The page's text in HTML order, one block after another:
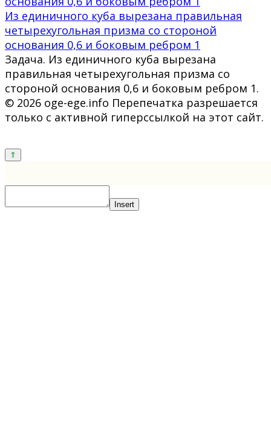
Из единичного куба вырезана правильная
четырехугольная призма со стороной
основания 0,6 и боковым ребром 1
Задача. Из единичного куба вырезана
правильная четырехугольная призма со
стороной основания 0,6 и боковым ребром 1.
© 2026 oge-ege.info Перепечатка разрешается
только с активной гиперссылкой на этот сайт.
Insert